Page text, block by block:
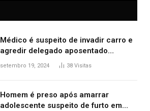
Médico é suspeito de invadir carro e
agredir delegado aposentado
durante confusão no trânsito
setembro 19, 2024 38 Visitas
Homem é preso após amarrar
adolescente suspeito de furto em